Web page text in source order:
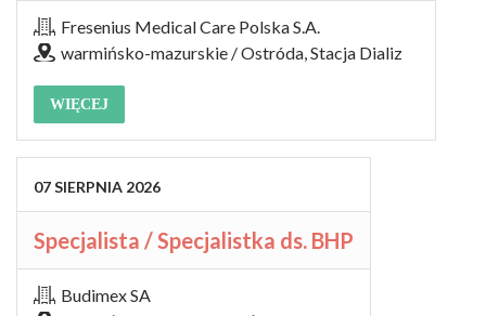
Fresenius Medical Care Polska S.A.
warmińsko-mazurskie / Ostróda, Stacja Dializ
WIĘCEJ
07SIERPNIA 2026
Specjalista / Specjalistka ds. BHP
Budimex SA